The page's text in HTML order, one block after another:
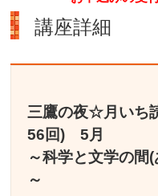
講座詳細
三鷹の夜☆月いち
56回) 5月
～科学と文学の間
～